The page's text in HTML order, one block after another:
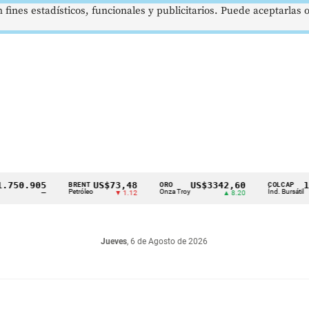
BRENT
Petróleo
US$73,48
▼ 1.12
ORO
Onza Troy
US$3342,60 COLCAP
Índ. Bursátil
Jueves, 6 de Agosto de 2026
estadísticos, funcionales y publicitarios. Puede aceptarlas